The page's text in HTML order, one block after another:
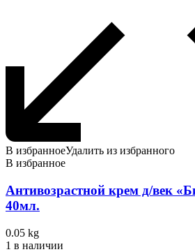
В избранноеУдалить из избранного
В избранное
Антивозрастной крем д/век
40мл.
0.05 kg
1 в наличии